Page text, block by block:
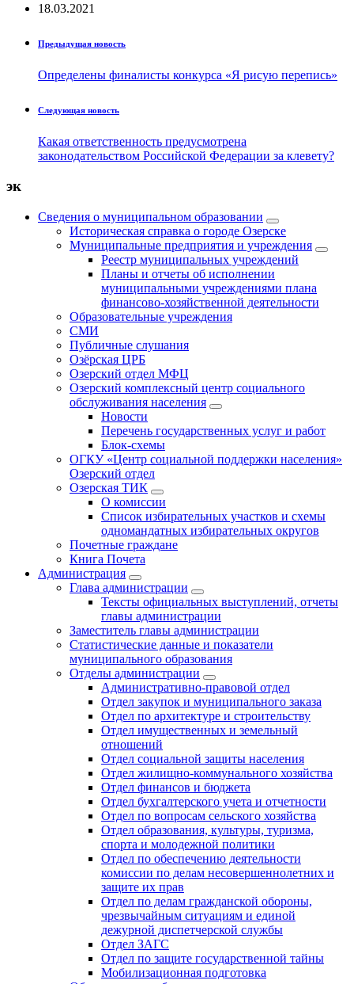
18.03.2021
Предыдущая новость
Определены финалисты конкурса «Я рисую перепись»
Следующая новость
Какая ответственность предусмотрена
законодательством Российской Федерации за клевету?
эк
Сведения о муниципальном образовании
Историческая справка о городе Озерске
Муниципальные предприятия и учреждения
Реестр муниципальных учреждений
Планы и отчеты об исполнении
муниципальными учреждениями плана
финансово-хозяйственной деятельности
Образовательные учреждения
СМИ
Публичные слушания
Озёрская ЦРБ
Озерский отдел МФЦ
Озерский комплексный центр социального
обслуживания населения
Новости
Перечень государственных услуг и работ
Блок-схемы
ОГКУ «Центр социальной поддержки населения»
Озерский отдел
Озерская ТИК
О комиссии
Список избирательных участков и схемы
одномандатных избирательных округов
Почетные граждане
Книга Почета
Администрация
Глава администрации
Тексты официальных выступлений, отчеты
главы администрации
Заместитель главы администрации
Статистические данные и показатели
муниципального образования
Отделы администрации
Административно-правовой отдел
Отдел закупок и муниципального заказа
Отдел по архитектуре и строительству
Отдел имущественных и земельный
отношений
Отдел социальной защиты населения
Отдел жилищно-коммунального хозяйства
Отдел финансов и бюджета
Отдел бухгалтерского учета и отчетности
Отдел по вопросам сельского хозяйства
Отдел образования, культуры, туризма,
спорта и молодежной политики
Отдел по обеспечению деятельности
комиссии по делам несовершеннолетних и
защите их прав
Отдел по делам гражданской обороны,
чрезвычайным ситуациям и единой
дежурной диспетчерской службы
Отдел ЗАГС
Отдел по защите государственной тайны
Мобилизационная подготовка